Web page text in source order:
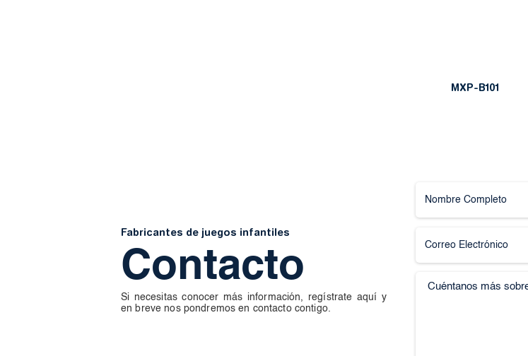
MXP-B101
Fabricantes de juegos infantiles
Contacto
Si necesitas conocer más información, regístrate aquí y
en breve nos pondremos en contacto contigo.